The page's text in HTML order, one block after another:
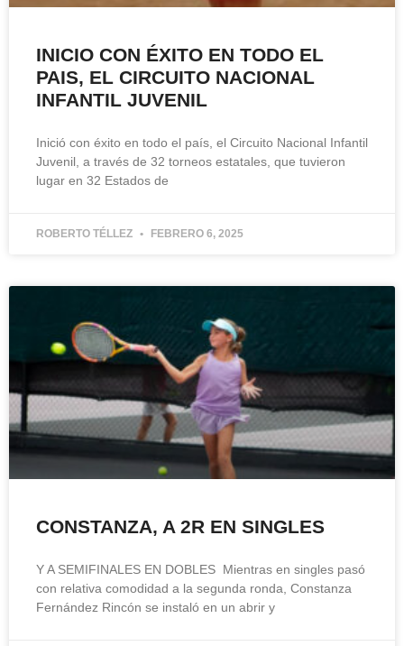
INICIO CON ÉXITO EN TODO EL
PAIS, EL CIRCUITO NACIONAL
INFANTIL JUVENIL
Inició con éxito en todo el país, el Circuito Nacional Infantil
Juvenil, a través de 32 torneos estatales, que tuvieron
lugar en 32 Estados de
ROBERTO TÉLLEZ FEBRERO 6, 2025
CONSTANZA, A 2R EN SINGLES
Y A SEMIFINALES EN DOBLES Mientras en singles pasó
con relativa comodidad a la segunda ronda, Constanza
Fernández Rincón se instaló en un abrir y